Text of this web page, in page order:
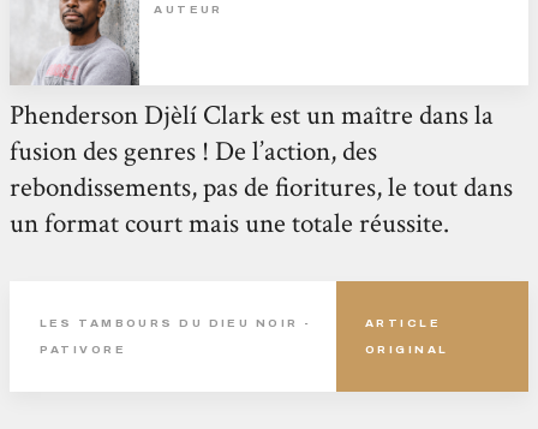
AUTEUR
Phenderson Djèlí Clark est un maître dans la
fusion des genres ! De l’action, des
rebondissements, pas de fioritures, le tout dans
un format court mais une totale réussite.
LES TAMBOURS DU DIEU NOIR -
PATIVORE
ARTICLE
ORIGINAL